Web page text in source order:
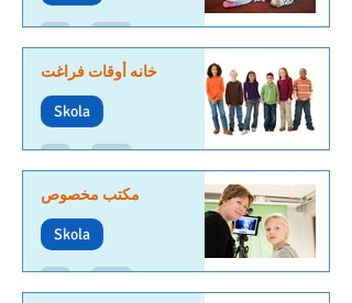
خانه أوقات فراغت
Skola
مکتب مخصوص
Skola